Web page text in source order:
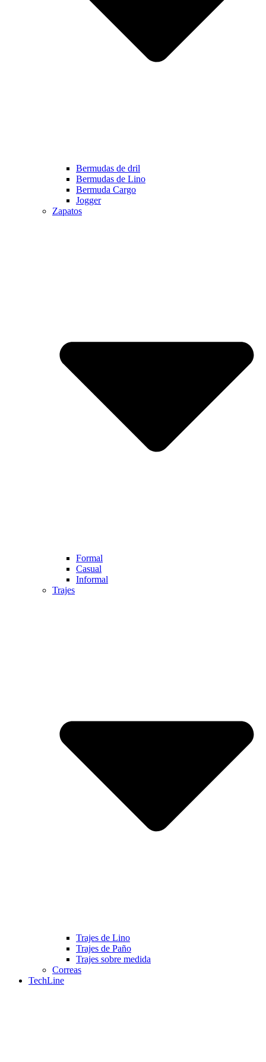
Bermudas de dril
Bermudas de Lino
Bermuda Cargo
Jogger
Zapatos
Formal
Casual
Informal
Trajes
Trajes de Lino
Trajes de Paño
Trajes sobre medida
Correas
TechLine